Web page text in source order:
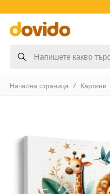
Начална страница Картини